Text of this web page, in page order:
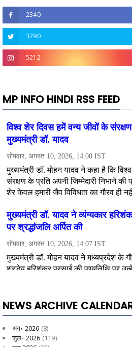
2340
3290
5212
MP INFO HINDI RSS FEED
NEWS ARCHIVE
अग॰ 2026 (8)
जुल॰ 2026 (119)